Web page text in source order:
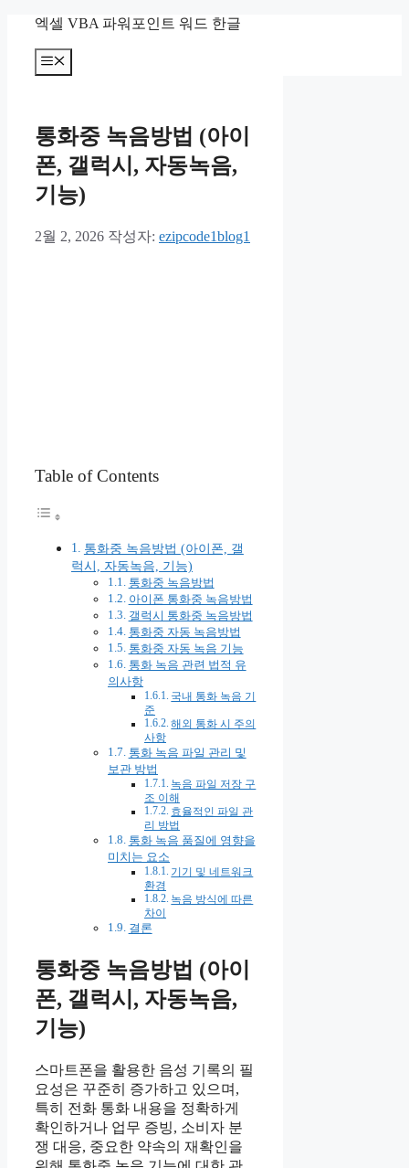
엑셀 VBA 파워포인트 워드 한글
메
뉴
통화중 녹음방법 (아이
폰, 갤럭시, 자동녹음,
기능)
2월 2, 2026 작성자: ezipcode1blog1
Table of Contents
통화중 녹음방법 (아이폰, 갤
럭시, 자동녹음, 기능)
통화중 녹음방법
아이폰 통화중 녹음방법
갤럭시 통화중 녹음방법
통화중 자동 녹음방법
통화중 자동 녹음 기능
통화 녹음 관련 법적 유
의사항
국내 통화 녹음 기
준
해외 통화 시 주의
사항
통화 녹음 파일 관리 및
보관 방법
녹음 파일 저장 구
조 이해
효율적인 파일 관
리 방법
통화 녹음 품질에 영향을
미치는 요소
기기 및 네트워크
환경
녹음 방식에 따른
차이
결론
통화중 녹음방법 (아이
폰, 갤럭시, 자동녹음,
기능)
스마트폰을 활용한 음성 기록의 필
요성은 꾸준히 증가하고 있으며,
특히 전화 통화 내용을 정확하게
확인하거나 업무 증빙, 소비자 분
쟁 대응, 중요한 약속의 재확인을